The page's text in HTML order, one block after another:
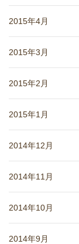
2015年4月
2015年3月
2015年2月
2015年1月
2014年12月
2014年11月
2014年10月
2014年9月